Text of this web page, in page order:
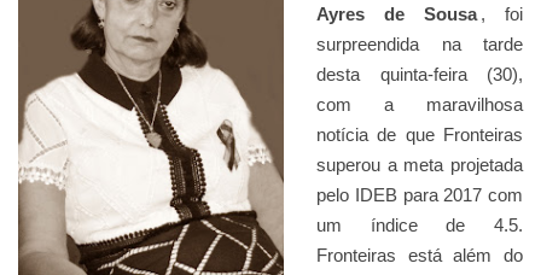
Ayres de Sousa , foi
surpreendida na tarde
desta quinta-feira (30),
com a maravilhosa
notícia de que Fronteiras
superou a meta projetada
pelo IDEB para 2017 com
um índice de 4.5.
Fronteiras está além do